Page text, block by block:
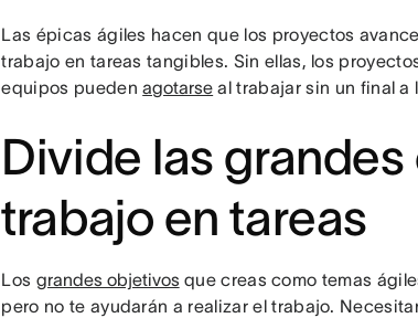
Las épicas ágiles hacen que los proyectos
trabajo en tareas tangibles. Sin ellas, los
equipos puedenagotarse al trabajar sin un final a
Divide las
trabajo en tareas
Los grandes objetivos que creas como temas
pero no te ayudarán a realizar el trabajo.